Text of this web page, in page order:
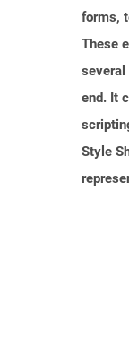
forms,
These
several
end. It
Style